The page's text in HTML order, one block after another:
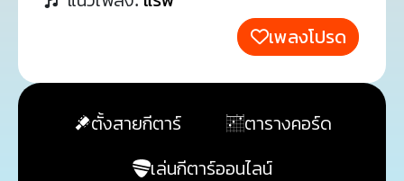
เพลงโปรด
ตั้งสายกีตาร์
ตารางคอร์ด
เล่นกีตาร์ออนไลน์